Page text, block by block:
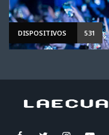
DISPOSITIVOS 531